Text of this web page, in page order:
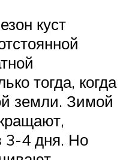
куст
тогда, когда
земли. Зимой
3-4 дня. Но